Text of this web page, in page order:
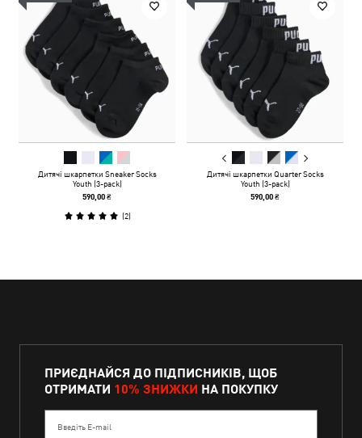
Дитячі шкарпетки Sneaker Socks
Youth (3-pack)
590,00 ₴
(2)
Дитячі шкарпетки Quarter Socks
Youth (3-pack)
590,00 ₴
ПРИЄДНАЙСЯ ДО ПІДПИСНИКІВ, ЩОБ
ОТРИМАТИ 10% ЗНИЖКИ НА ПОКУПКУ
Введіть E-mail